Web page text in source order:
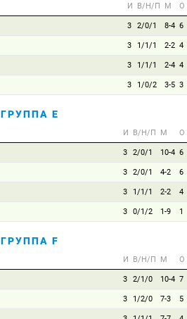
И В/Н/П М О
3 2/0/1 8-4 6
3 1/1/1 2-2 4
3 1/1/1 2-4 4
3 1/0/2 3-5 3
ГРУППА E
И В/Н/П М О
3 2/0/1 10-4 6
3 2/0/1 4-2 6
3 1/1/1 2-2 4
3 0/1/2 1-9 1
ГРУППА F
И В/Н/П М О
3 2/1/0 10-4 7
3 1/2/0 7-3 5